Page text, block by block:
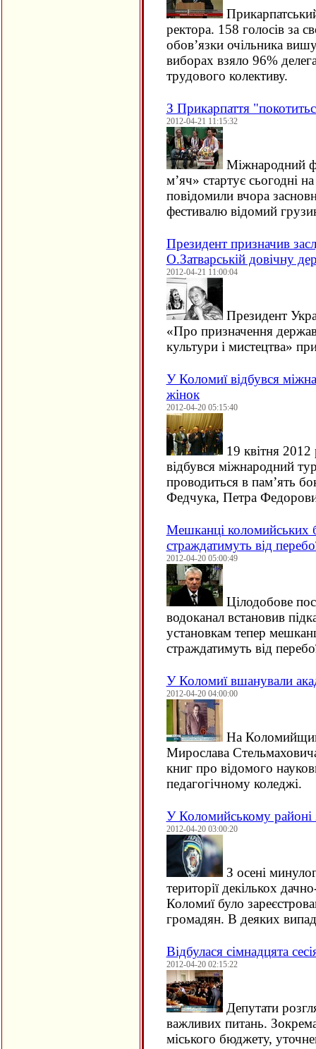
ректора. 158 голосів за
обов’язки очільника
виборах взяло 96%
трудового колективу.
З Прикарпаття
2012-04-21 11:15:32
Міжнародний
м’яч» стартує сьогодні
повідомили вчора
фестивалю відомий
Президент призначив
О.Затварській довічну
2012-04-21 11:00:04
Президент
«Про призначення
культури і мистецтва»
У Коломиї відбувся
жінок
2012-04-20 05:15:40
19 квітня
відбувся міжнародний
проводиться в пам’ять
Федчука, Петра
Мешканці коломийських
страждатимуть від
2012-04-20 05:00:49
Цілодобове
водоканал встановив
установкам тепер
страждатимуть від
У Коломиї вшанували
2012-04-20 04:00:00
На
Мирослава
книг про відомого
педагогічному коледжі.
У Коломийському районі
2012-04-20 03:00:20
З осені
території декількох
Коломиї було
громадян. В деяких
Відбулася сімнадцята
2012-04-20 02:15:22
Депутати
важливих питань.
міського бюджету,